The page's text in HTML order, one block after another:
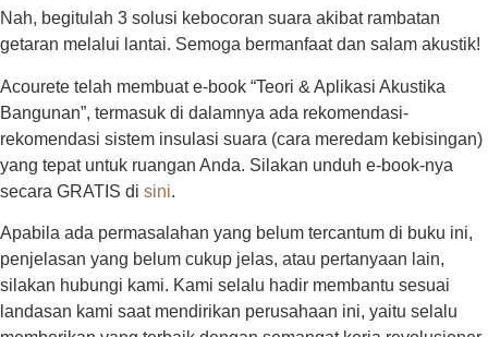
Nah, begitulah 3 solusi kebocoran suara akibat rambatan
getaran melalui lantai. Semoga bermanfaat dan salam akustik!
Acourete telah membuat e-book “Teori & Aplikasi Akustika
Bangunan”, termasuk di dalamnya ada rekomendasi-
rekomendasi sistem insulasi suara (cara meredam kebisingan)
yang tepat untuk ruangan Anda. Silakan unduh e-book-nya
secara GRATIS di sini.
Apabila ada permasalahan yang belum tercantum di buku ini,
penjelasan yang belum cukup jelas, atau pertanyaan lain,
silakan hubungi kami. Kami selalu hadir membantu sesuai
landasan kami saat mendirikan perusahaan ini, yaitu selalu